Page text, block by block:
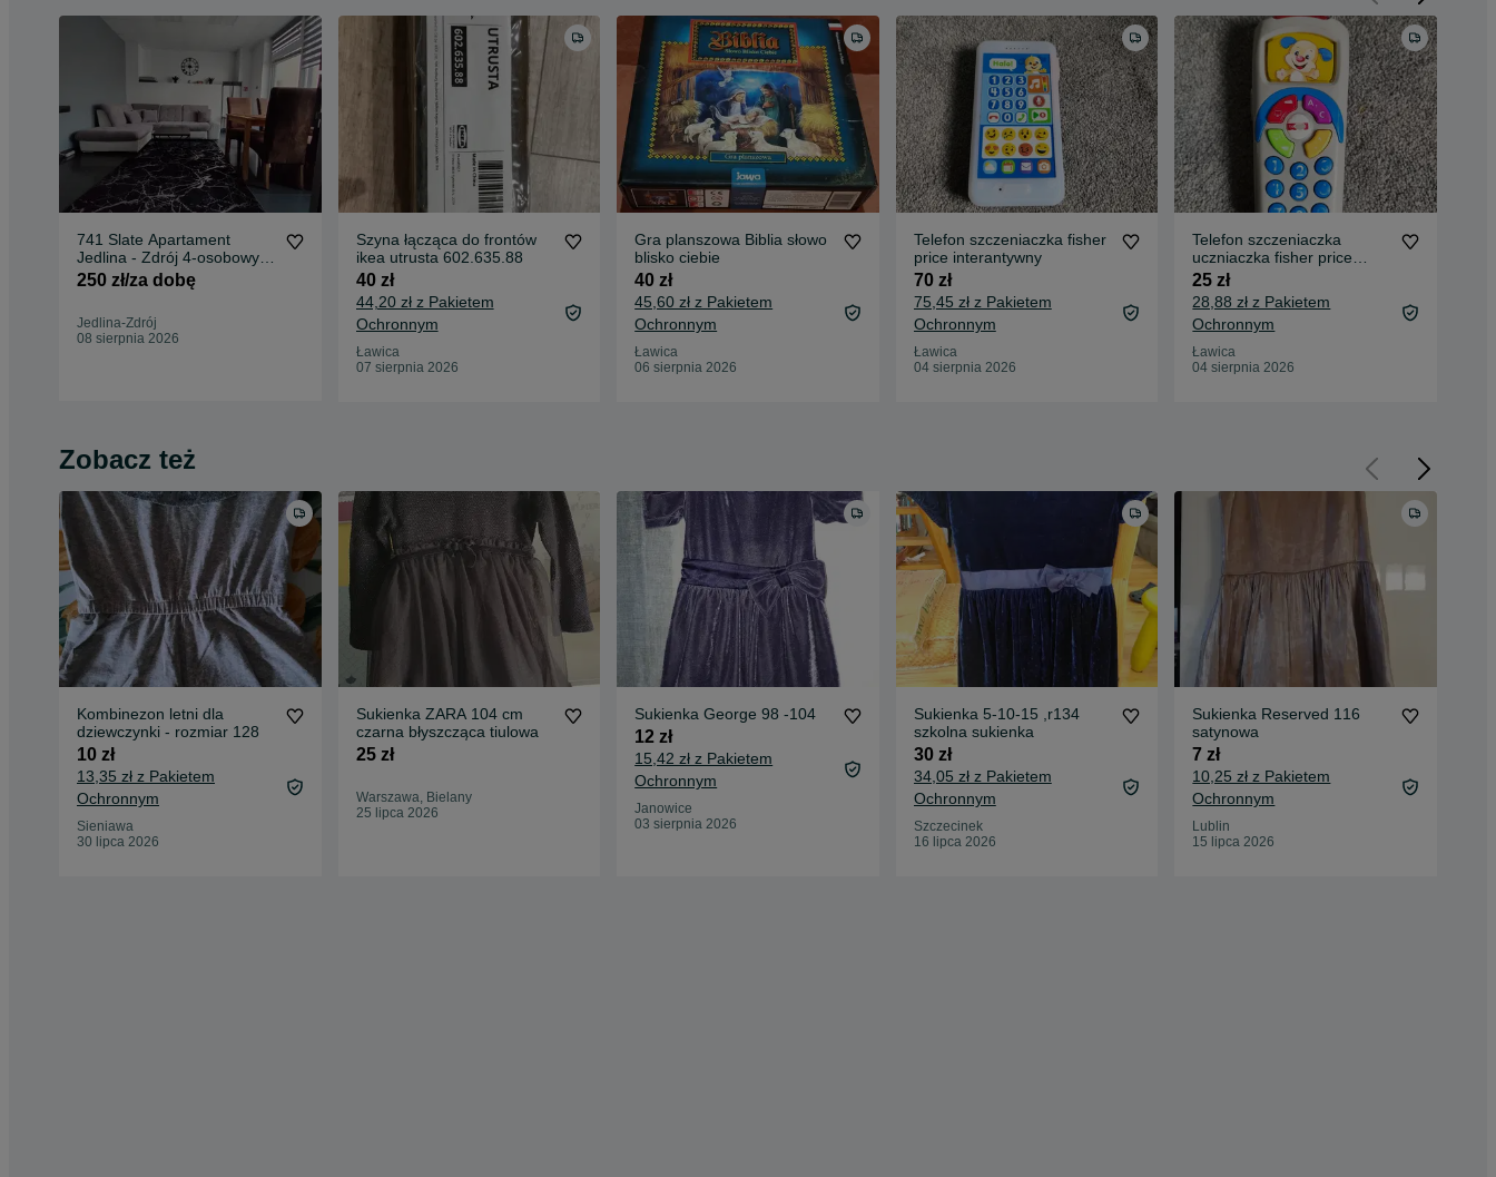
741 Slate Apartament
Jedlina - Zdrój 4-osobowy
noclegi Góry Sowie
250 zł/za dobę
Jedlina-Zdrój
08 sierpnia 2026
Szyna łącząca do frontów
ikea utrusta 602.635.88
40 zł
44,20 zł z Pakietem
Ochronnym
Ławica
07 sierpnia 2026
Gra planszowa Biblia słowo
blisko ciebie
40 zł
45,60 zł z Pakietem
Ochronnym
Ławica
06 sierpnia 2026
Telefon szczeniaczka fisher
price interantywny
70 zł
75,45 zł z Pakietem
Ochronnym
Ławica
04 sierpnia 2026
Telefon szczeniaczka
uczniaczka fisher price
angielski interantywny
25 zł
28,88 zł z Pakietem
Ochronnym
Ławica
04 sierpnia 2026
Zobacz też
Kombinezon letni dla
dziewczynki - rozmiar 128
10 zł
13,35 zł z Pakietem
Ochronnym
Sieniawa
30 lipca 2026
Sukienka ZARA 104 cm
czarna błyszcząca tiulowa
25 zł
Warszawa, Bielany
25 lipca 2026
Sukienka George 98 -104
12 zł
15,42 zł z Pakietem
Ochronnym
Janowice
03 sierpnia 2026
Sukienka 5-10-15 ,r134
szkolna sukienka
30 zł
34,05 zł z Pakietem
Ochronnym
Szczecinek
16 lipca 2026
Sukienka Reserved 116
satynowa
7 zł
10,25 zł z Pakietem
Ochronnym
Lublin
15 lipca 2026